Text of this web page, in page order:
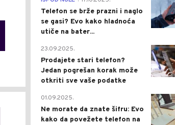
Telefon se brže prazni i naglo
se gasi? Evo kako hladnoća
utiče na bater...
23.09.2025.
Prodajete stari telefon?
Jedan pogrešan korak može
otkriti sve vaše podatke
01.09.2025.
Ne morate da znate šifru: Evo
kako da povežete telefon na